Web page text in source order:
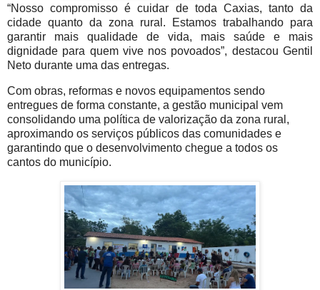
“Nosso compromisso é cuidar de toda Caxias, tanto da
cidade quanto da zona rural. Estamos trabalhando para
garantir mais qualidade de vida, mais saúde e mais
dignidade para quem vive nos povoados”, destacou Gentil
Neto durante uma das entregas.
Com obras, reformas e novos equipamentos sendo
entregues de forma constante, a gestão municipal vem
consolidando uma política de valorização da zona rural,
aproximando os serviços públicos das comunidades e
garantindo que o desenvolvimento chegue a todos os
cantos do município.